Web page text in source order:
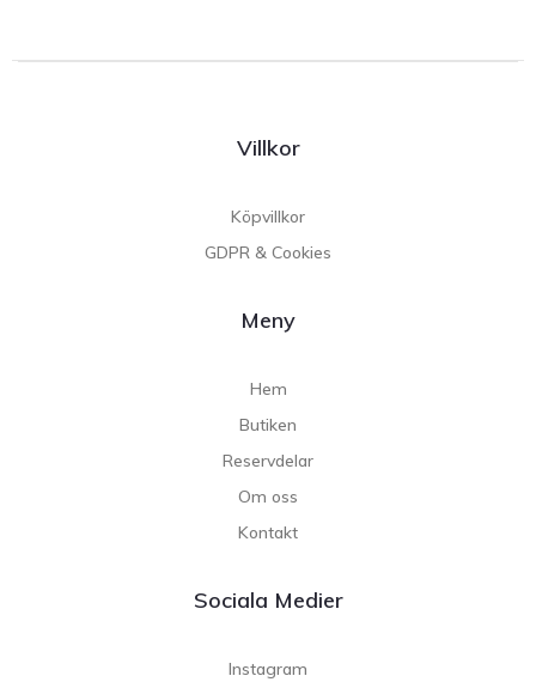
Villkor
Köpvillkor
GDPR & Cookies
Meny
Hem
Butiken
Reservdelar
Om oss
Kontakt
Sociala Medier
Instagram